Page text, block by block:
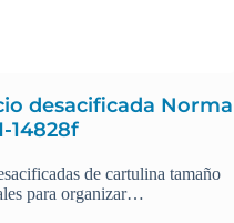
desacificada Norma
14828f
de cartulina tamaño
para organizar…